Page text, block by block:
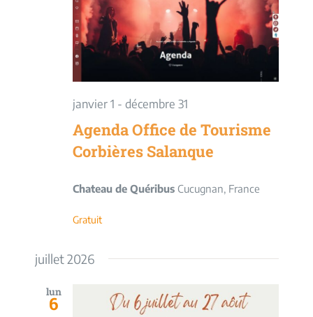
vues
janvier 1 - décembre 31
Agenda Office de Tourisme
Corbières Salanque
Chateau de Quéribus Cucugnan, France
Gratuit
juillet 2026
lun
6